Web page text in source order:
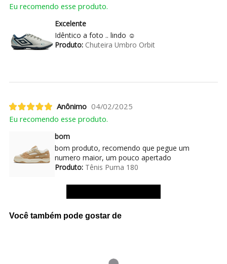
Eu recomendo esse produto.
Excelente
Idêntico a foto .. lindo ☺️
Produto:Chuteira Umbro Orbit
Anônimo 04/02/2025
Eu recomendo esse produto.
bom
bom produto, recomendo que pegue um
numero maior, um pouco apertado
Produto:Tênis Puma 180
Você também pode gostar de